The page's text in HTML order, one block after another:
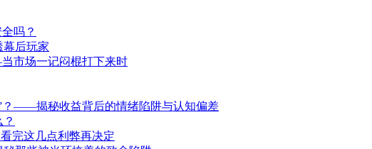
吗？
幕后玩家
市场一记闷棍打下来时
？——揭秘收益背后的情绪陷阱与认知偏差
完这几点利弊再决定